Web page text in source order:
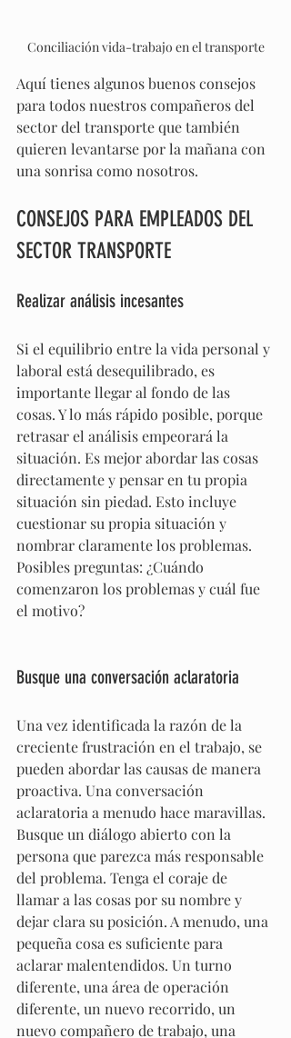
Conciliación vida-trabajo en el transporte
Aquí tienes algunos buenos consejos
para todos nuestros compañeros del
sector del transporte que también
quieren levantarse por la mañana con
una sonrisa como nosotros.
CONSEJOS PARA EMPLEADOS DEL
SECTOR TRANSPORTE
Realizar análisis incesantes
Si el equilibrio entre la vida personal y
laboral está desequilibrado, es
importante llegar al fondo de las
cosas. Y lo más rápido posible, porque
retrasar el análisis empeorará la
situación. Es mejor abordar las cosas
directamente y pensar en tu propia
situación sin piedad. Esto incluye
cuestionar su propia situación y
nombrar claramente los problemas.
Posibles preguntas: ¿Cuándo
comenzaron los problemas y cuál fue
el motivo?
Busque una conversación aclaratoria
Una vez identificada la razón de la
creciente frustración en el trabajo, se
pueden abordar las causas de manera
proactiva. Una conversación
aclaratoria a menudo hace maravillas.
Busque un diálogo abierto con la
persona que parezca más responsable
del problema. Tenga el coraje de
llamar a las cosas por su nombre y
dejar clara su posición. A menudo, una
pequeña cosa es suficiente para
aclarar malentendidos. Un turno
diferente, una área de operación
diferente, un nuevo recorrido, un
nuevo compañero de trabajo, una